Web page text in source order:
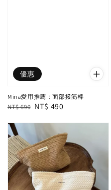
優惠
Mina愛用推薦：面部撥筋棒
Regular
NT$ 690 Sale
NT$ 490